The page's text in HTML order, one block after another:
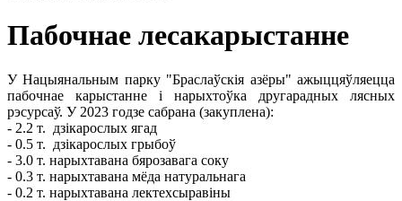
Пабочнае лесакарыстанне
У Нацыянальным парку "Браслаўскія азёры" ажыццяўляецца
пабочнае карыстанне і нарыхтоўка другарадных лясных
рэсурсаў. У 2023 годзе сабрана (закуплена):
- 2.2 т. дзікарослых ягад
- 0.5 т. дзікарослых грыбоў
- 3.0 т. нарыхтавана бярозавага соку
- 0.3 т. нарыхтавана мёда натуральнага
- 0.2 т. нарыхтавана лектехсыравіны